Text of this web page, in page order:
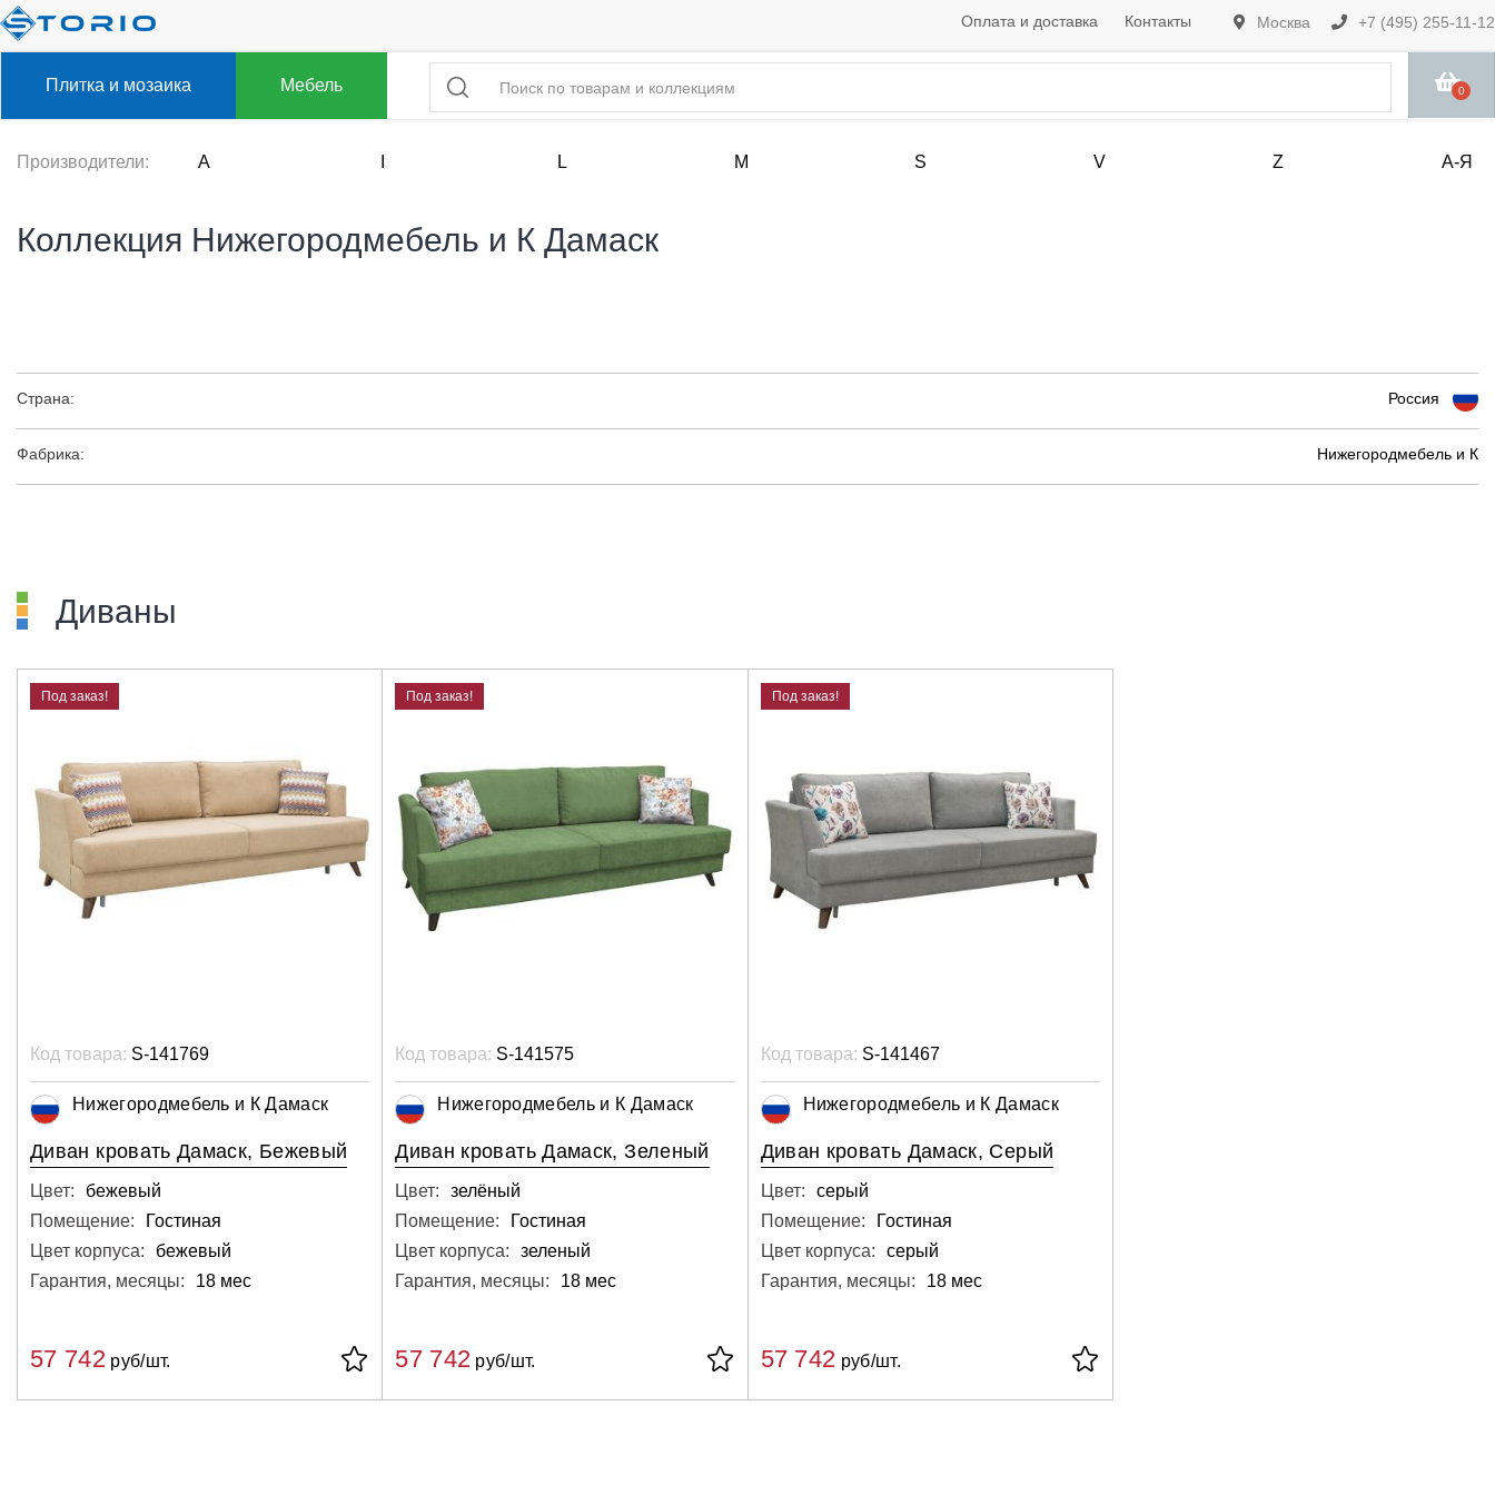
Москва +7 (495) 255-11-12
Оплата и доставка Контакты
Плитка и мозаика Мебель 0
Производители: A L M S V Z А-Я
Коллекция Нижегородмебель и К Дамаск
Страна: Россия
Фабрика: Нижегородмебель и К
Диваны
Под заказ!
Код товара: S-141769
Нижегородмебель и К Дамаск
Диван кровать Дамаск, Бежевый
Цвет:
бежевый
Помещение:
Гостиная
Цвет корпуса:
бежевый
Гарантия, месяцы:
18 мес
57 742 руб/шт.
Под заказ!
Код товара: S-141575
Нижегородмебель и К Дамаск
Диван кровать Дамаск, Зеленый
Цвет:
зелёный
Помещение:
Гостиная
Цвет корпуса:
зеленый
Гарантия, месяцы:
18 мес
57 742 руб/шт.
Под заказ!
Код товара: S-141467
Нижегородмебель и К Дамаск
Диван кровать Дамаск, Серый
Цвет:
серый
Помещение:
Гостиная
Цвет корпуса:
серый
Гарантия, месяцы:
18 мес
57 742 руб/шт.